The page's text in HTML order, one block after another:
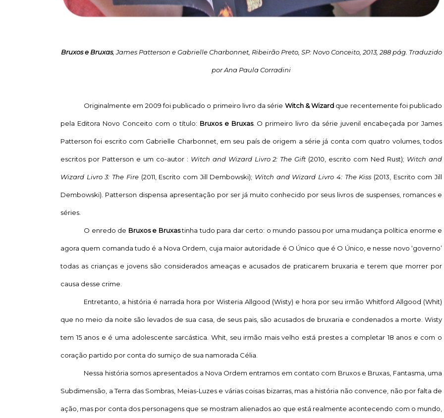
Bruxos e Bruxas, James Patterson e Gabrielle Charbonnet, Ribeirão Preto, SP: Novo Conceito, 2013, 288 pág. Traduzido
por Ana Paula Corradini
Originalmente em 2009 foi publicado o primeiro livro da série Witch & Wizard que recentemente foi publicado
pela Editora Novo Conceito com o título: Bruxos e Bruxas. O primeiro livro da série juvenil encabeçada por James
Patterson foi escrito com Gabrielle Charbonnet, em seu país de origem a série já conta com quatro volumes, todos
escritos por Patterson e um co-autor : Witch and WizardLivro 2: The Gift (2010, escrito com Ned Rust); Witch and
Wizard Livro 3: The Fire(2011, Escrito com Jill Dembowski); Witch and Wizard Livro 4: The Kiss (2013, Escrito com Jill
Dembowski). Patterson dispensa apresentação por ser já muito conhecido por seus livros de suspenses, romances e
séries.
O enredo de Bruxos e Bruxastinha tudo para dar certo: o mundo passou por uma mudança política enorme e
agora quem comanda tudo é a Nova Ordem, cuja maior autoridade é O Único que é O Único, e nesse novo ‘governo’
todas as crianças e jovens são considerados ameaças e acusados de praticarem bruxaria e terem que morrer por
causa desse crime.
Entretanto, a história é narrada hora por Wisteria Allgood (Wisty) e hora por seu irmão Whitford Allgood (Whit)
que no meio da noite são levados de sua casa, de seus pais, são acusados de bruxaria e condenados a morte. Wisty
tem 15 anos e é uma adolescente sarcástica. Whit, seu irmão mais velho está prestes a completar 18 anos e com o
coração partido por conta do sumiço de sua namorada Célia.
Nessa história somos apresentados a Nova Ordem entramos em contato com Bruxos e Bruxas, Fantasma, uma
Subdimensão, a Terra das Sombras, Meias-Luzes e várias coisas bizarras, mas a história não convence, não por falta de
ação, mas por conta dos personagens que se mostram alienados ao que está realmente acontecendo com o mundo,